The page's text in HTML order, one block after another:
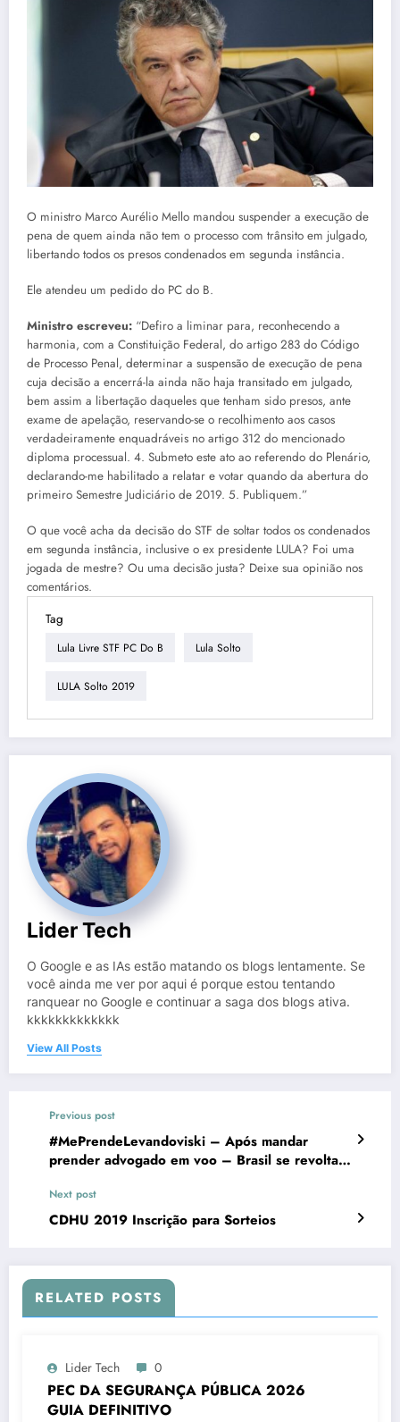
O ministro Marco Aurélio Mello mandou suspender a execução de
pena de quem ainda não tem o processo com trânsito em julgado,
libertando todos os presos condenados em segunda instância.
Ele atendeu um pedido do PC do B.
Ministro escreveu: “Defiro a liminar para, reconhecendo a
harmonia, com a Constituição Federal, do artigo 283 do Código
de Processo Penal, determinar a suspensão de execução de pena
cuja decisão a encerrá-la ainda não haja transitado em julgado,
bem assim a libertação daqueles que tenham sido presos, ante
exame de apelação, reservando-se o recolhimento aos casos
verdadeiramente enquadráveis no artigo 312 do mencionado
diploma processual. 4. Submeto este ato ao referendo do Plenário,
declarando-me habilitado a relatar e votar quando da abertura do
primeiro Semestre Judiciário de 2019. 5. Publiquem.”
O que você acha da decisão do STF de soltar todos os condenados
em segunda instância, inclusive o ex presidente LULA? Foi uma
jogada de mestre? Ou uma decisão justa? Deixe sua opinião nos
comentários.
Tag
Lula Livre STF PC Do B Lula Solto
LULA Solto 2019
Lider Tech
O Google e as IAs estão matando os blogs lentamente. Se
você ainda me ver por aqui é porque estou tentando
ranquear no Google e continuar a saga dos blogs ativa.
kkkkkkkkkkkkk
View All Posts
Previous post
#MePrendeLevandoviski – Após mandar
prender advogado em voo – Brasil se revolta e
Next post
CDHU 2019 Inscrição para Sorteios
RELATED POSTS
Lider Tech 0
PEC DA SEGURANÇA PÚBLICA 2026
GUIA DEFINITIVO